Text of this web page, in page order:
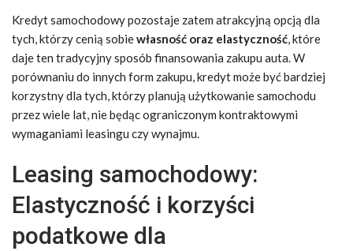
Kredyt samochodowy pozostaje zatem atrakcyjną opcją dla
tych, którzy cenią sobiewłasność oraz elastyczność, które
daje ten tradycyjny sposób finansowania zakupu auta. W
porównaniu do innych form zakupu, kredyt może być bardziej
korzystny dla tych, którzy planują użytkowanie samochodu
przez wiele lat, nie będąc ograniczonym kontraktowymi
wymaganiami leasingu czy wynajmu.
Leasing samochodowy:
Elastyczność i korzyści
podatkowe dla